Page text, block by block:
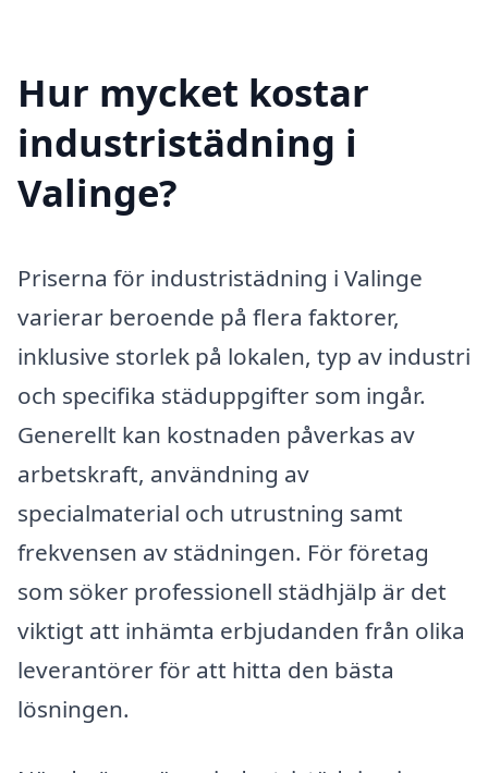
Hur mycket kostar
industristädning i
Valinge?
Priserna för industristädning i Valinge
varierar beroende på flera faktorer,
inklusive storlek på lokalen, typ av industri
och specifika städuppgifter som ingår.
Generellt kan kostnaden påverkas av
arbetskraft, användning av
specialmaterial och utrustning samt
frekvensen av städningen. För företag
som söker professionell städhjälp är det
viktigt att inhämta erbjudanden från olika
leverantörer för att hitta den bästa
lösningen.